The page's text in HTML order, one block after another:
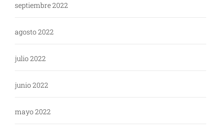
septiembre 2022
agosto 2022
julio 2022
junio 2022
mayo 2022